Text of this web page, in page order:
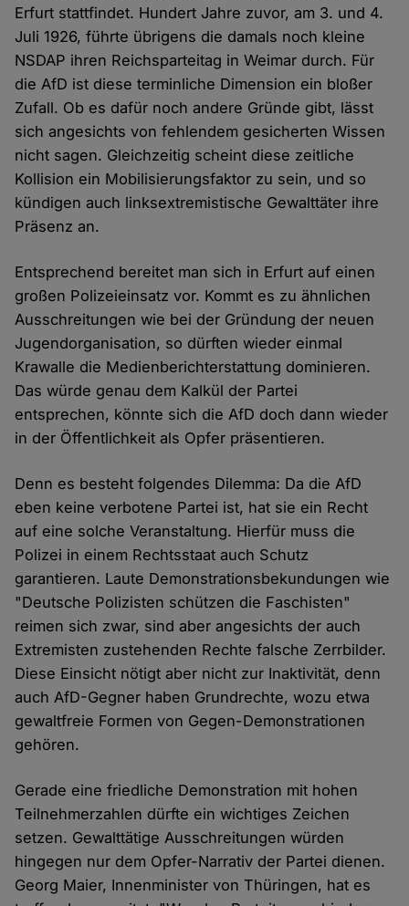
Erfurt stattfindet. Hundert Jahre zuvor, am 3. und 4.
Juli 1926, führte übrigens die damals noch kleine
NSDAP ihren Reichsparteitag in Weimar durch. Für
die AfD ist diese terminliche Dimension ein bloßer
Zufall. Ob es dafür noch andere Gründe gibt, lässt
sich angesichts von fehlendem gesicherten Wissen
nicht sagen. Gleichzeitig scheint diese zeitliche
Kollision ein Mobilisierungsfaktor zu sein, und so
kündigen auch linksextremistische Gewalttäter ihre
Präsenz an.
Entsprechend bereitet man sich in Erfurt auf einen
großen Polizeieinsatz vor. Kommt es zu ähnlichen
Ausschreitungen wie bei der Gründung der neuen
Jugendorganisation, so dürften wieder einmal
Krawalle die Medienberichterstattung dominieren.
Das würde genau dem Kalkül der Partei
entsprechen, könnte sich die AfD doch dann wieder
in der Öffentlichkeit als Opfer präsentieren.
Denn es besteht folgendes Dilemma: Da die AfD
eben keine verbotene Partei ist, hat sie ein Recht
auf eine solche Veranstaltung. Hierfür muss die
Polizei in einem Rechtsstaat auch Schutz
garantieren. Laute Demonstrationsbekundungen wie
"Deutsche Polizisten schützen die Faschisten"
reimen sich zwar, sind aber angesichts der auch
Extremisten zustehenden Rechte falsche Zerrbilder.
Diese Einsicht nötigt aber nicht zur Inaktivität, denn
auch AfD-Gegner haben Grundrechte, wozu etwa
gewaltfreie Formen von Gegen-Demonstrationen
gehören.
Gerade eine friedliche Demonstration mit hohen
Teilnehmerzahlen dürfte ein wichtiges Zeichen
setzen. Gewalttätige Ausschreitungen würden
hingegen nur dem Opfer-Narrativ der Partei dienen.
Georg Maier, Innenminister von Thüringen, hat es